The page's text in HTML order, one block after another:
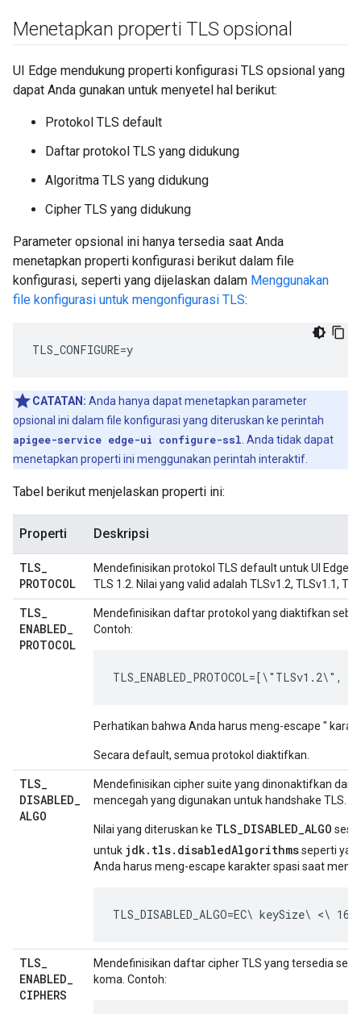
Menetapkan properti TLS opsional
UI Edge mendukung properti konfigurasi TLS opsional yang
dapat Anda gunakan untuk menyetel hal berikut:
Protokol TLS default
Daftar protokol TLS yang didukung
Algoritma TLS yang didukung
Cipher TLS yang didukung
Parameter opsional ini hanya tersedia saat Anda
menetapkan properti konfigurasi berikut dalam file
konfigurasi, seperti yang dijelaskan dalam Menggunakan
file konfigurasi untuk mengonfigurasi TLS:
TLS_CONFIGURE=y
CATATAN: Anda hanya dapat menetapkan parameter
opsional ini dalam file konfigurasi yang diteruskan ke perintah
apigee-service edge-ui configure-ssl . Anda tidak dapat
menetapkan properti ini menggunakan perintah interaktif.
Tabel berikut menjelaskan properti ini:
Properti Deskripsi
TLS_
PROTOCOL
Mendefinisikan protokol TLS default untuk UI Edge.
TLS 1.2. Nilai yang valid adalah TLSv1.2, TLSv1.1,
TLS_
ENABLED_
PROTOCOL
Mendefinisikan daftar protokol yang diaktifkan
Contoh:
Perhatikan bahwa Anda harus meng-escape "
Secara default, semua protokol diaktifkan.
TLS_
DISABLED_
ALGO
Mendefinisikan cipher suite yang dinonaktifkan dan
mencegah yang digunakan untuk handshake TLS.
Nilai yang diteruskan ke TLS_DISABLED_ALGO
untuk jdk.tls.disabledAlgorithmsseperti
Anda harus meng-escape karakter spasi saat
TLS_DISABLED_ALGO=EC\ keySize\ <\
TLS_
ENABLED_
CIPHERS
Mendefinisikan daftar cipher TLS yang tersedia
koma. Contoh: